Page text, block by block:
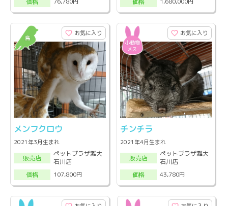
お気に入り
メンフクロウ
2021年3月生まれ
販売店
ペットプラザ灘大
石川店
価格
107,800円
お気に入り
チンチラ
2021年4月生まれ
販売店
ペットプラザ灘大
石川店
価格
43,780円